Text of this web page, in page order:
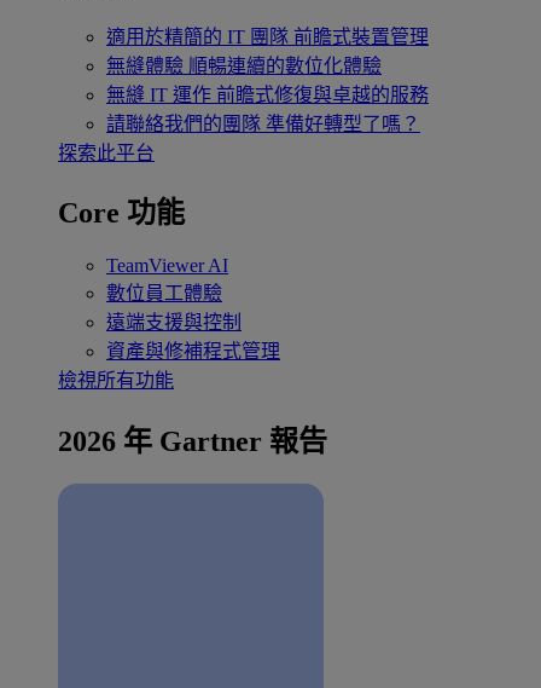
適用於精簡的 IT 團隊 前瞻式裝置管理
無縫體驗 順暢連續的數位化體驗
無縫 IT 運作 前瞻式修復與卓越的服務
請聯絡我們的團隊 準備好轉型了嗎？
探索此平台
Core 功能
TeamViewer AI
數位員工體驗
遠端支援與控制
資產與修補程式管理
檢視所有功能
2026 年 Gartner 報告